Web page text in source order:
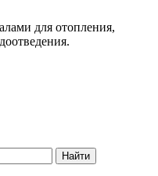
для отопления,